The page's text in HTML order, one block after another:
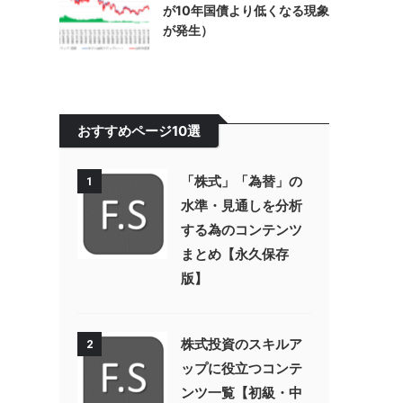
が10年国債より低くなる現象
が発生）
おすすめページ10選
1
「株式」「為替」の
水準・見通しを分析
する為のコンテンツ
まとめ【永久保存
版】
2
株式投資のスキルア
ップに役立つコンテ
ンツ一覧【初級・中